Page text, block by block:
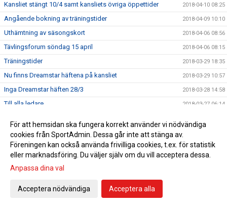
Kansliet stängt 10/4 samt kansliets övriga öppettider 2018-04-10 08:25
Angående bokning av träningstider 2018-04-09 10:10
Uthämtning av säsongskort 2018-04-06 08:56
Tävlingsforum söndag 15 april 2018-04-06 08:15
Träningstider 2018-03-29 18:35
Nu finns Dreamstar häftena på kansliet 2018-03-29 10:57
Inga Dreamstar häften 28/3 2018-03-28 14:58
Till alla ledare 2018-03-27 06:14
välkommen till föreningen Piteå IF FF.
2018-03-20 18:14
Träningstider april-maj
Female Football Coach Norrbotten 2018-03-15 15:52
Ett förtydligande gällande Rabatthäftena
För att hemsidan ska fungera korrekt använder vi nödvändiga
cookies från SportAdmin. Dessa går inte att stänga av.
Föreningen kan också använda frivilliga cookies, t.ex. för statistik
eller marknadsföring. Du väljer själv om du vill acceptera dessa.
Anpassa dina val
Acceptera nödvändiga Acceptera alla